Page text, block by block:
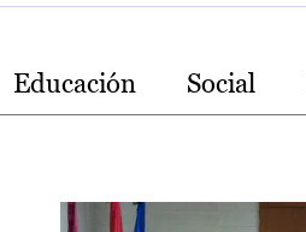
Educación Social